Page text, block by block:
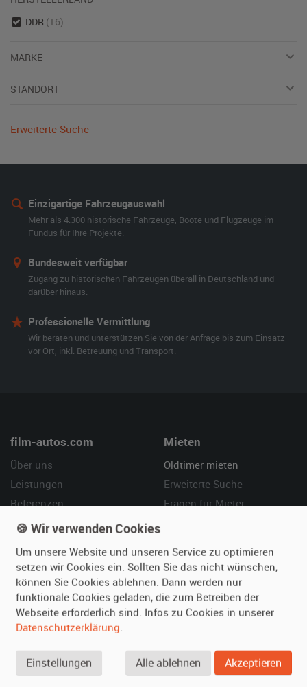
DDR (16)
MARKE
STANDORT
Erweiterte Suche
Einzigartige Fahrzeugauswahl
Mehr als 4.300 historische Fahrzeuge, Boote und Flugzeuge im
Fundus für Ihre Projekte.
Bundesweit verfügbar
Zugang zu historischen Fahrzeugen überall in Deutschland und
darüber hinaus.
Professionelle Vermittlung
Wir beraten und unterstützen Sie von der Anfrage bis zum Einsatz
vor Ort, inkl. Betreuung und Transport.
film-autos.com
Über uns
Leistungen
Referenzen
Kundenmeinungen
Mieten
Oldtimer mieten
Erweiterte Suche
Fragen für Mieter
Vermieten
Oldtimer anmelden
Fotos senden
Fragen für Vermieter
Hilfe
Häufige Fragen (FAQ)
So funktioniert's
Kontakt
SPECIAL
🍪 Wir verwenden Cookies
Um unsere Website und unseren Service zu optimieren
setzen wir Cookies ein. Sollten Sie das nicht wünschen,
können Sie Cookies ablehnen. Dann werden nur
funktionale Cookies geladen, die zum Betreiben der
Webseite erforderlich sind. Infos zu Cookies in unserer
Datenschutzerklärung.
Einstellungen Alle ablehnen Akzeptieren